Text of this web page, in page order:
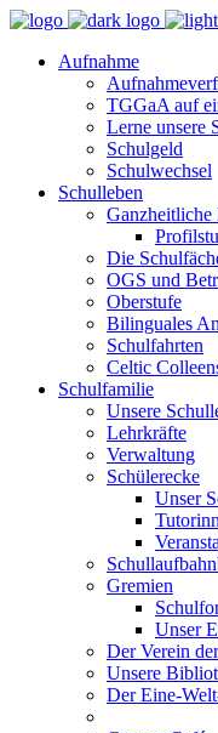
Aufnahme
TGGaA auf
Lerne unsere
Schulgeld
Schulwechsel
Schulleben
Ganzheitliche
Die
OGS und
Oberstufe
Bilinguales
Schulfahrten
Celtic
Schulfamilie
Unsere
Lehrkräfte
Verwaltung
Schülerecke
Unser
Gremien
Unser
Der Verein
Unsere
Der Eine-